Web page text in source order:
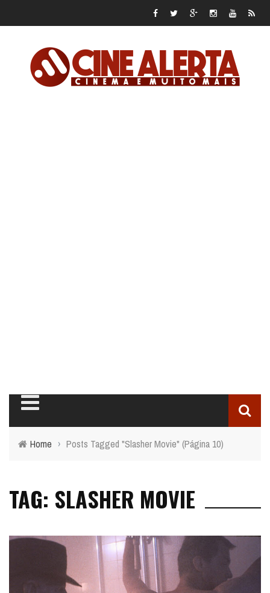
Home › Posts Tagged "Slasher Movie" (Página 10)
TAG: SLASHER MOVIE